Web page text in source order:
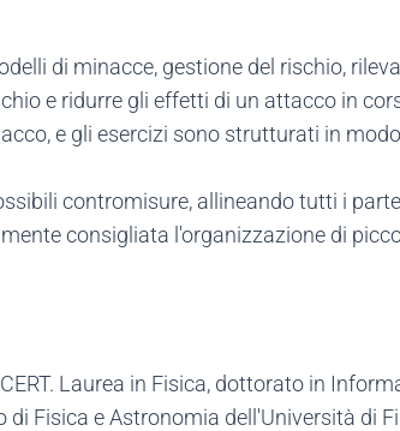
di minacce, gestione del rischio,
e ridurre gli effetti di un attacco in
e gli esercizi sono strutturati in
contromisure, allineando tutti i
consigliata l'organizzazione di
Laurea in Fisica, dottorato in
Fisica e Astronomia dell'Università di